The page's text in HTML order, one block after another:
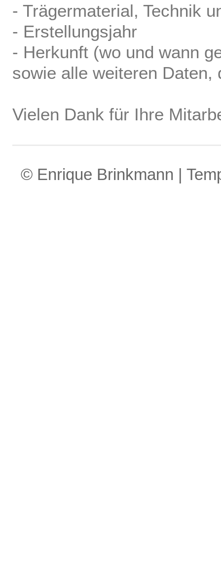
- Trägermaterial, Technik
- Erstellungsjahr
- Herkunft (wo und wann
sowie alle weiteren
Vielen Dank für Ihre
© Enrique Brinkmann |